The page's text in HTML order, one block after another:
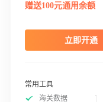
赠送100元通用余额
立即开通
常用工具
海关数据